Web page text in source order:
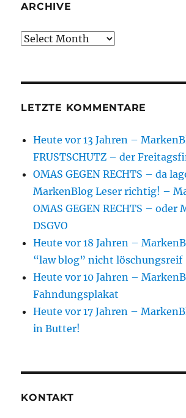
ARCHIVE
Archive
LETZTE KOMMENTARE
Heute vor 13 Jahren –
FRUSTSCHUTZ – der
OMAS GEGEN RECHTS – da
MarkenBlog Leser richtig! –
OMAS GEGEN RECHTS – oder
DSGVO
Heute vor 18 Jahren –
“law blog” nicht löschungsreif
Heute vor 10 Jahren –
Fahndungsplakat
Heute vor 17 Jahren –
in Butter!
KONTAKT